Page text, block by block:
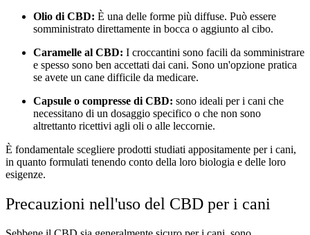
Olio di CBD: È una delle forme più diffuse. Può essere
somministrato direttamente in bocca o aggiunto al cibo.
Caramelle al CBD: I croccantini sono facili da somministrare
e spesso sono ben accettati dai cani. Sono un'opzione pratica
se avete un cane difficile da medicare.
Capsule o compresse di CBD: sono ideali per i cani che
necessitano di un dosaggio specifico o che non sono
altrettanto ricettivi agli oli o alle leccornie.
È fondamentale scegliere prodotti studiati appositamente per i cani,
in quanto formulati tenendo conto della loro biologia e delle loro
esigenze.
Precauzioni nell'uso del CBD per i cani